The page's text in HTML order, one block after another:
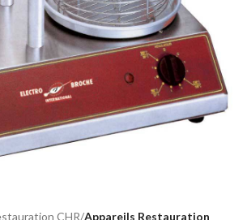
CHR Appareils Restauration